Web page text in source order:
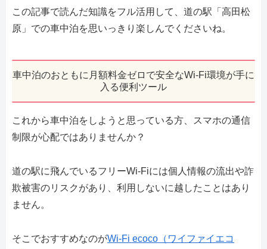
この記事で読んだ知識をフル活用して、道の駅「高田松
原」での車中泊を思いっきり楽しんでくださいね。
車中泊のおともに月額料金ゼロで安全なWi-Fi環境が手に
入る便利ツール
これから車中泊をしようと思っている方、スマホの通信
制限が心配ではありませんか？
道の駅に飛んでいるフリーWi-Fiには個人情報の流出や詐
欺被害のリスクがあり、利用しないに越したことはあり
ません。
そこでおすすめなのがWi-Fi ecoco（ワイファイエコ